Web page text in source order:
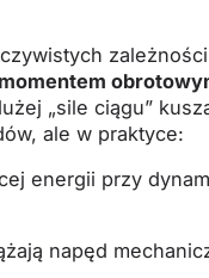
„sile ciągu”
ale w praktyce:
energii przy
napęd